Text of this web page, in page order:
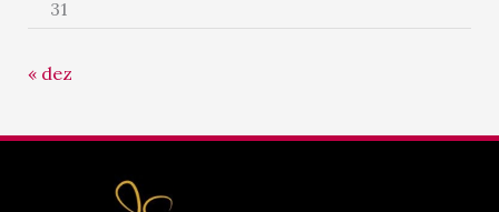
31
« dez